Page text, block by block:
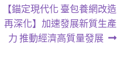
下
一
篇
【錨定現代化 臺包養網改造
再深化】加速發展新質生產
力 推動經濟高質量發展